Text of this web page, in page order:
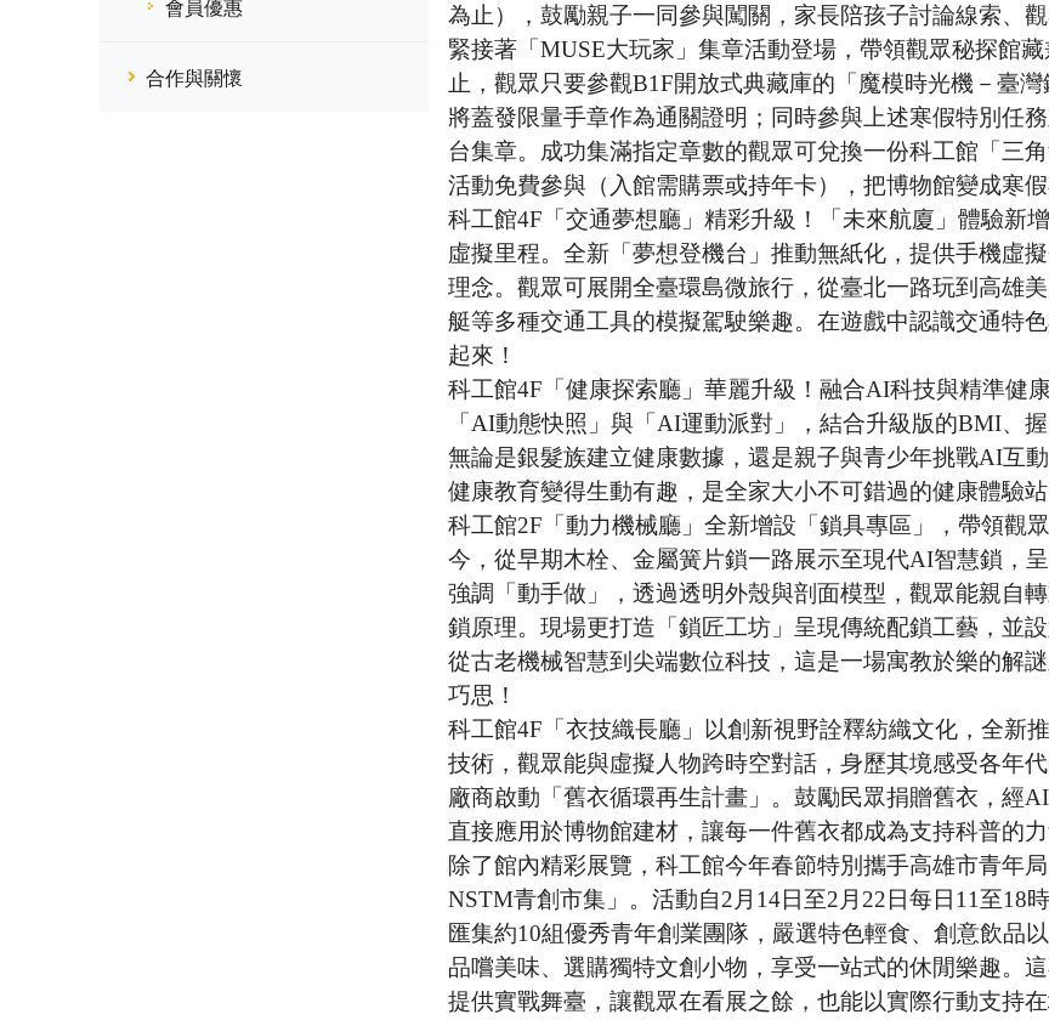
會員優惠
合作與關懷
為止），鼓勵親子一同參與闖關，家長陪孩子討論線索、
緊接著「MUSE大玩家」集章活動登場，帶領觀眾秘探館
止，觀眾只要參觀B1F開放式典藏庫的「魔模時光機－臺
將蓋發限量手章作為通關證明；同時參與上述寒假特別任
台集章。成功集滿指定章數的觀眾可兌換一份科工館「三
活動免費參與（入館需購票或持年卡），把博物館變成寒
科工館4F「交通夢想廳」精彩升級！「未來航廈」體驗新
虛擬里程。全新「夢想登機台」推動無紙化，提供手機虛
理念。觀眾可展開全臺環島微旅行，從臺北一路玩到高雄
艇等多種交通工具的模擬駕駛樂趣。在遊戲中認識交通特
起來！
科工館4F「健康探索廳」華麗升級！融合AI科技與精準健
「AI動態快照」與「AI運動派對」，結合升級版的BMI、
無論是銀髮族建立健康數據，還是親子與青少年挑戰AI互
健康教育變得生動有趣，是全家大小不可錯過的健康體驗站
科工館2F「動力機械廳」全新增設「鎖具專區」，帶領觀
今，從早期木栓、金屬簧片鎖一路展示至現代AI智慧鎖，
強調「動手做」，透過透明外殼與剖面模型，觀眾能親自
鎖原理。現場更打造「鎖匠工坊」呈現傳統配鎖工藝，並
從古老機械智慧到尖端數位科技，這是一場寓教於樂的解
巧思！
科工館4F「衣技織長廳」以創新視野詮釋紡織文化，全新
技術，觀眾能與虛擬人物跨時空對話，身歷其境感受各年
廠商啟動「舊衣循環再生計畫」。鼓勵民眾捐贈舊衣，經
直接應用於博物館建材，讓每一件舊衣都成為支持科普的力
除了館內精彩展覽，科工館今年春節特別攜手高雄市青年
NSTM青創市集」。活動自2月14日至2月22日每日11至18
匯集約10組優秀青年創業團隊，嚴選特色輕食、創意飲品
品嚐美味、選購獨特文創小物，享受一站式的休閒樂趣。
提供實戰舞臺，讓觀眾在看展之餘，也能以實際行動支持